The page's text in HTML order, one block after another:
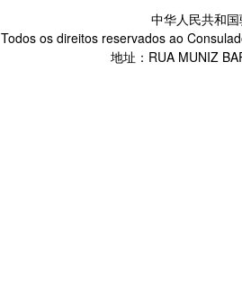
中华人民共和
Todos os direitos reservados ao
地址：RUA MUNIZ